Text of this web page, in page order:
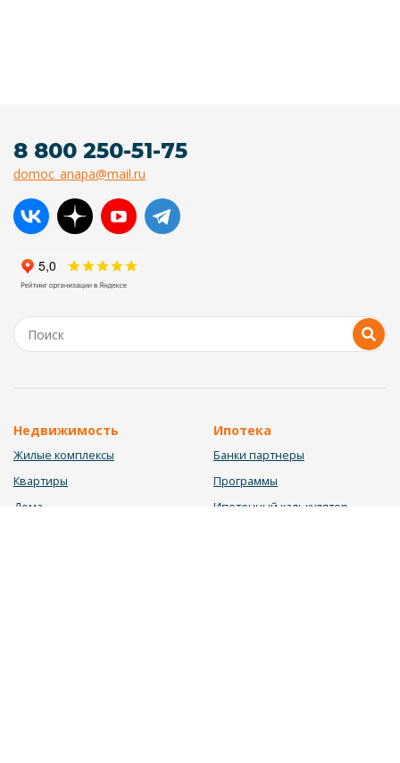
8 800 250-51-75
domoc_anapa@mail.ru
Недвижимость
Жилые комплексы
Квартиры
Дома
Ипотека
Банки партнеры
Программы
Ипотечный калькулятор